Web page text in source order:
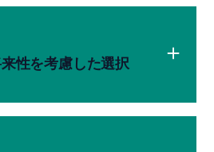
性を考慮した選択